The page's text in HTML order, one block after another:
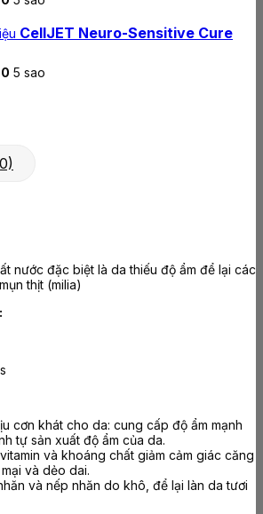
CellJET Neuro-Sensitive Cure
0 5 sao
nước đặc biệt là da thiếu độ ẩm để lại các
thịt (milia)
cơn khát cho da: cung cấp độ ẩm mạnh
tự sản xuất độ ẩm của da.
và khoáng chất giảm cảm giác căng
và dẻo dai.
và nếp nhăn do khô, để lại làn da tươi